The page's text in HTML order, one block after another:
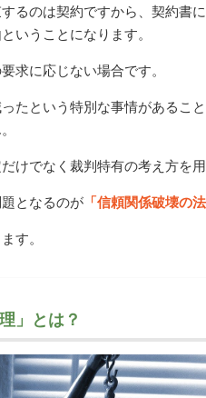
るのは契約ですから、契約書
いうことになります。
求に応じない場合です。
たという特別な事情があるこ
けでなく裁判特有の考え方を
となるのが 「信頼関係破壊の法
す。
」とは？